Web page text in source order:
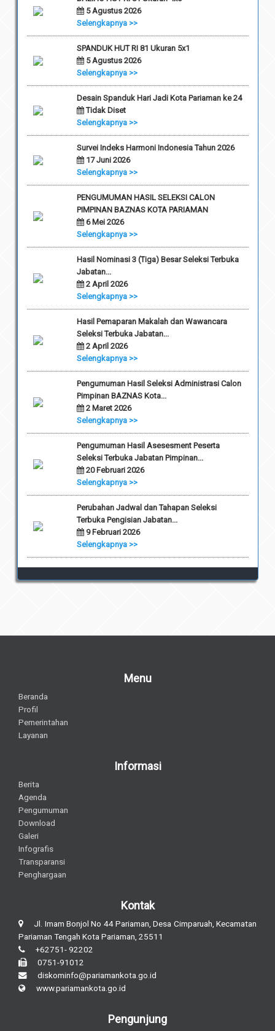
5 Agustus 2026
Selengkapnya >>
SPANDUK HUT RI 81 Ukuran 5x1
5 Agustus 2026
Selengkapnya >>
Desain Spanduk Hari Jadi Kota Pariaman ke 24
Tidak Diset
Selengkapnya >>
Survei Indeks Harmoni Indonesia Tahun 2026
17 Juni 2026
Selengkapnya >>
PENGUMUMAN HASIL SELEKSI CALON
PIMPINAN BAZNAS KOTA PARIAMAN
6 Mei 2026
Selengkapnya >>
Hasil Nominasi 3 (Tiga) Besar Seleksi Terbuka
Jabatan...
2 April 2026
Selengkapnya >>
Hasil Pemaparan Makalah dan Wawancara
Seleksi Terbuka Jabatan...
2 April 2026
Selengkapnya >>
Pengumuman Hasil Seleksi Administrasi Calon
Pimpinan BAZNAS Kota...
2 Maret 2026
Selengkapnya >>
Pengumuman Hasil Asesesment Peserta
Seleksi Terbuka Jabatan Pimpinan...
20 Februari 2026
Selengkapnya >>
Perubahan Jadwal dan Tahapan Seleksi
Terbuka Pengisian Jabatan...
9 Februari 2026
Selengkapnya >>
Menu
Beranda
Profil
Pemerintahan
Layanan
Informasi
Berita
Agenda
Pengumuman
Download
Galeri
Infografis
Transparansi
Penghargaan
Kontak
Jl. Imam Bonjol No 44 Pariaman, Desa Cimparuah, Kecamatan
Pariaman Tengah Kota Pariaman, 25511
+62751- 92202
0751-91012
diskominfo@pariamankota.go.id
www.pariamankota.go.id
Pengunjung